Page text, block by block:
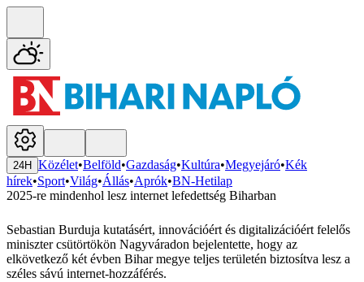
24H Közélet•Belföld•Gazdaság•Kultúra•Megyejáró•Kék
hírek•Sport•Világ•Állás•Aprók•BN-Hetilap
2025-re mindenhol lesz internet lefedettség Biharban
Sebastian Burduja kutatásért, innovációért és digitalizációért felelős
miniszter csütörtökön Nagyváradon bejelentette, hogy az
elkövetkező két évben Bihar megye teljes területén biztosítva lesz a
széles sávú internet-hozzáférés.